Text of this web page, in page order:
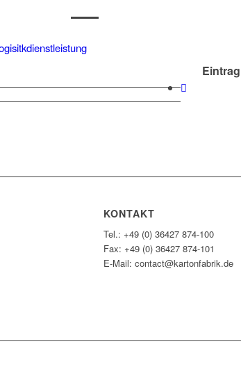
KONTAKT
Tel.: +49 (0) 36427 874-100
Fax: +49 (0) 36427 874-101
E-Mail: contact@kartonfabrik.de